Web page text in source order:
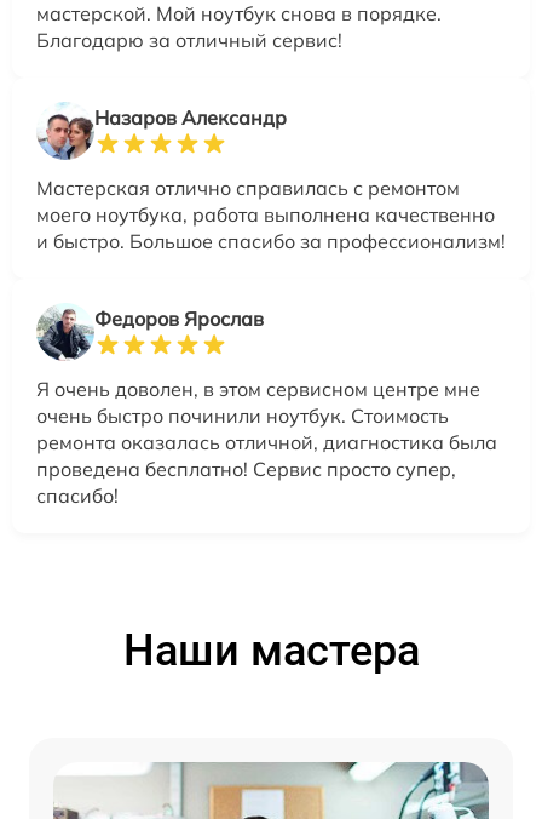
мастерской. Мой ноутбук снова в порядке.
Благодарю за отличный сервис!
Назаров Александр
Мастерская отлично справилась с ремонтом
моего ноутбука, работа выполнена качественно
и быстро. Большое спасибо за профессионализм!
Федоров Ярослав
Я очень доволен, в этом сервисном центре мне
очень быстро починили ноутбук. Стоимость
ремонта оказалась отличной, диагностика была
проведена бесплатно! Сервис просто супер,
спасибо!
Наши мастера